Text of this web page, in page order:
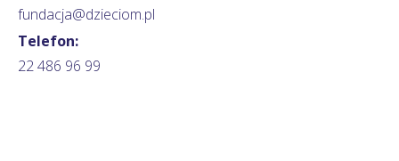
fundacja@dzieciom.pl
Telefon:
22 486 96 99